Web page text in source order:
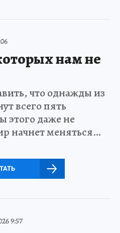
нам не
что однажды из
всего пять
этого даже не
начнет меняться…
9:57